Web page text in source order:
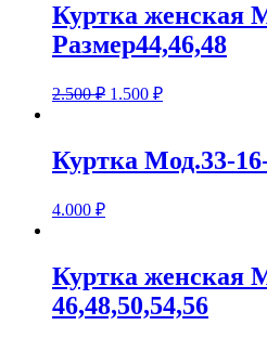
Куртка женская
Размер44,46,48
2.500₽ 1.500 ₽
Куртка Мод.33-
4.000 ₽
Куртка женская
46,48,50,54,56